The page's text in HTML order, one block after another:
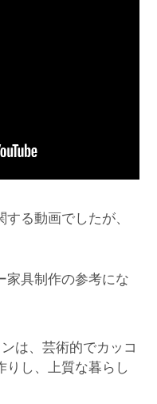
る動画でしたが、
家具制作の参考にな
は、芸術的でカッコ
りし、上質な暮らし